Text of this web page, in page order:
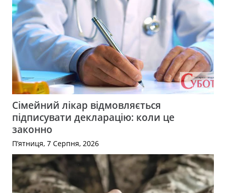
Сімейний лікар відмовляється
підписувати декларацію: коли це
законно
П’ятниця, 7 Серпня, 2026